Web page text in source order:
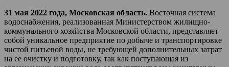
31 мая 2022 года, Московская область. Восточная система
водоснабжения, реализованная Министерством жилищно-
коммунального хозяйства Московской области, представляет
собой уникальное предприятие по добыче и транспортировке
чистой питьевой воды, не требующей дополнительных затрат
на ее очистку и подготовку, так как поступающая из